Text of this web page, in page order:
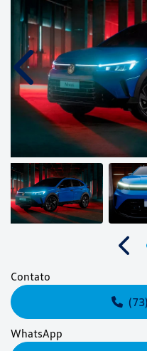
Anterior
Contato
WhatsApp